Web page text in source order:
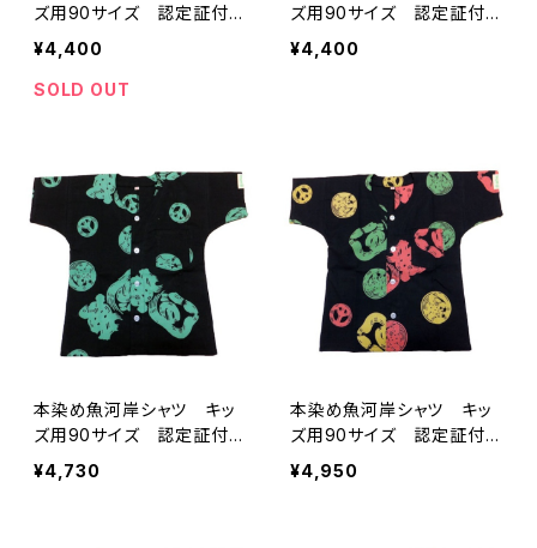
ズ用90サイズ 認定証付
き 木綿晒 平和柄 ピン
ク×紺 子供用 日本製
注染そめ 浴衣生地 ピー
港町
¥4,400
SOLD OUT
ズ用90サイズ 認定証付
き 木綿晒 平和柄 桜色
×若草色 子供用 日本
り 港町
¥4,400
本染め魚河岸シャツ キッ
ズ用90サイズ 認定証付
き 木綿晒 平和柄 黒×
ミント 子供用 日本製
¥4,730
本染め魚河岸シャツ キッ
ズ用90サイズ 認定証付
き 木綿晒 平和柄 黒×
ラスタ 子供用 日本製
¥4,950